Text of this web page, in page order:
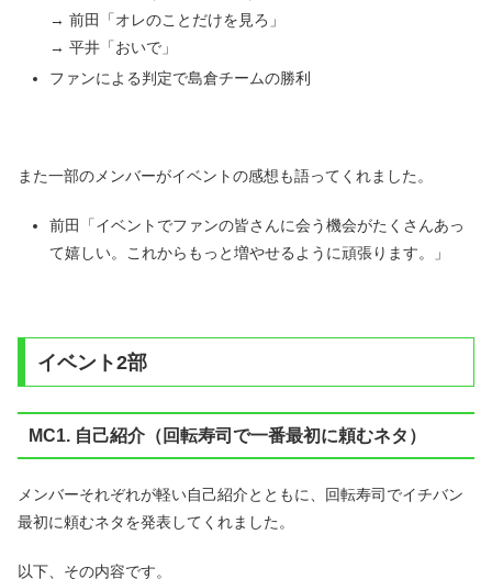
→ 前田「オレのことだけを見ろ」
→ 平井「おいで」
ファンによる判定で島倉チームの勝利
また一部のメンバーがイベントの感想も語ってくれました。
前田「イベントでファンの皆さんに会う機会がたくさんあっ
て嬉しい。これからもっと増やせるように頑張ります。」
イベント2部
MC1. 自己紹介（回転寿司で一番最初に頼むネタ）
メンバーそれぞれが軽い自己紹介とともに、回転寿司でイチバン
最初に頼むネタを発表してくれました。
以下、その内容です。